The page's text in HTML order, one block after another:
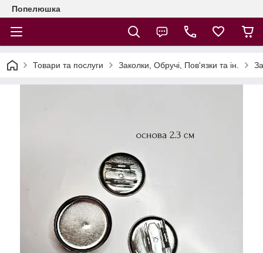
Попелюшка
Товари та послуги Заколки, Обручі, Пов'язки та ін.